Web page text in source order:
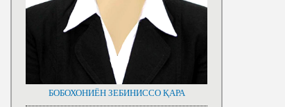
БОБОХОНИЁН ЗЕБИНИССО ҚАРА